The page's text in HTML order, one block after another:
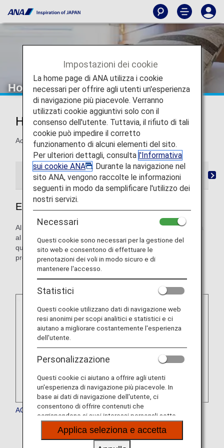
Hotel partner
Hotel partner
Accumula miglia soggiornando nei seguenti hotel.
Elenco di hotel partner Accredito delle miglia
Elenco di hotel partner
Al momento della prenotazione, verifica che l'hotel aderisca
al programma di accumulo delle miglia. Per usufruire di
questa offerta, potrebbe essere necessario iscriversi al
programma soci dell'hotel.
AQUA ASTON HOSPITALITY
* Il servizio è temporaneamente sospeso.
Impostazioni dei cookie
La home page di ANA utilizza i cookie
necessari per offrire agli utenti un'esperienza
di navigazione più piacevole. Verranno
utilizzati cookie aggiuntivi solo con il
consenso dell'utente. Tuttavia, il rifiuto di tali
cookie può impedire il corretto
funzionamento di alcuni elementi del sito.
Per ulteriori dettagli, consulta l'Informativa
sui cookie ANA
. Durante la navigazione nel
sito ANA, vengono raccolte le informazioni
seguenti in modo da semplificare l'utilizzo dei
nostri servizi.
Necessari
Questi cookie sono necessari per la gestione del
sito web e consentono di effettuare le
prenotazioni dei voli in modo sicuro e di
mantenere l'accesso.
Statistici
Questi cookie utilizzano dati di navigazione web
resi anonimi per scopi analitici e statistici e ci
aiutano a migliorare costantemente l'esperienza
dell'utente.
Personalizzazione
Questi cookie ci aiutano a offrire agli utenti
un'esperienza di navigazione più piacevole. In
base ai dati di navigazione dell'utente, ci
consentono di offrire contenuti che
corrispondono ai suoi interessi personali sotto
forma di siti web, e-mail, social media e pubblicità.
Applica seleziona e accetta